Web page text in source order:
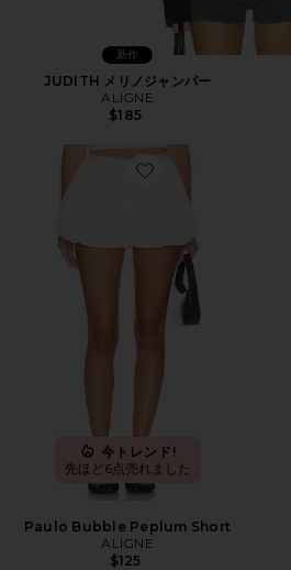
新作
JUDITH メリノジャンパー
ALIGNE
$185
Favorite Paulo Bubble
今トレンド!
先ほど6点売れました
Paulo Bubble Peplum Short
ALIGNE
$125